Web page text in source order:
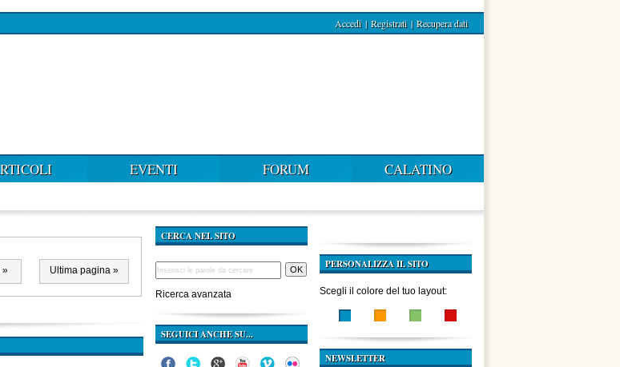
Accedi | Registrati | Recupera dati
EVENTI FORUM CALATINO
» Ultima pagina »
CERCA NEL SITO
Ricerca avanzata
SEGUICI ANCHE SU...
PERSONALIZZA IL SITO
Scegli il colore del tuo layout:
NEWSLETTER